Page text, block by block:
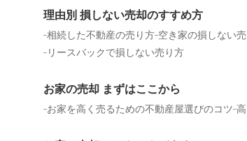
理由別 損しない売却のすすめ方
相続した不動産の売り方 空き家の損しない
リースバックで損しない売り方
お家の売却 まずはここから
お家を高く売るための不動産屋選びのコツ